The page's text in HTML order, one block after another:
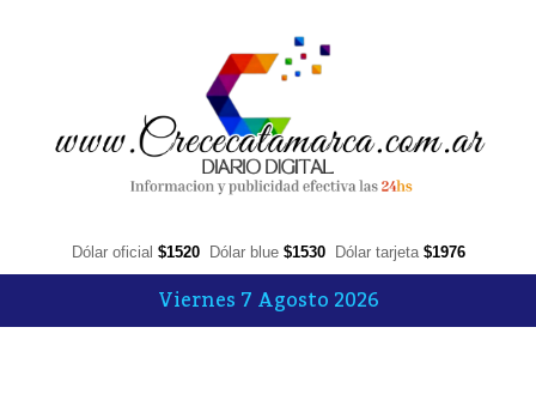
Dólar oficial $1520 Dólar blue $1530 Dólar tarjeta $1976
Viernes 7 Agosto 2026